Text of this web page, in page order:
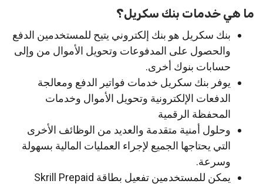
ما هي خدمات بنك سكريل؟
بنك سكريل هو بنك إلكتروني يتيح للمستخدمين الدفع
والحصول على المدفوعات وتحويل الأموال من وإلى
حسابات بنوك أخرى.
يوفر بنك سكريل خدمات فواتير الدفع ومعالجة
الدفعات الإلكترونية وتحويل الأموال وخدمات
المحفظة الرقمية
وحلول أمنية متقدمة والعديد من الوظائف الأخرى
التي يحتاجها الجميع لإجراء العمليات المالية بسهولة
وسرعة.
يمكن للمستخدمين تفعيل بطاقة Skrill Prepaid